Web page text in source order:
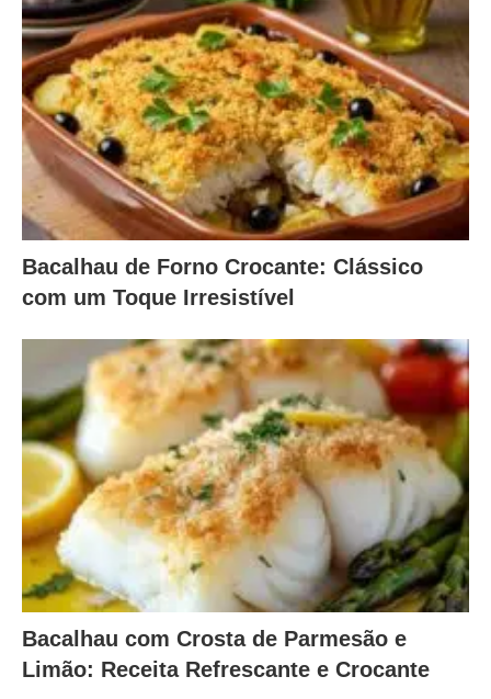
Bacalhau de Forno Crocante: Clássico
com um Toque Irresistível
Bacalhau com Crosta de Parmesão e
Limão: Receita Refrescante e Crocante